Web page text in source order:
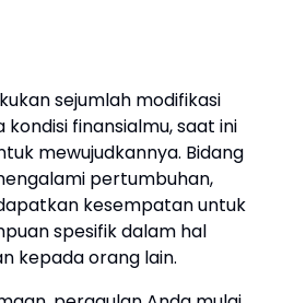
sejumlah modifikasi
finansialmu, saat ini
mewujudkannya. Bidang
pertumbuhan,
kesempatan untuk
spesifik dalam hal
kepada orang lain.